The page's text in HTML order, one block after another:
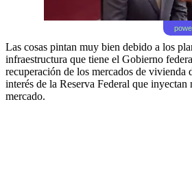
Las cosas pintan muy bien debido a los
infraestructura que tiene el Gobierno
recuperación de los mercados de vivienda
interés de la Reserva Federal que
mercado.